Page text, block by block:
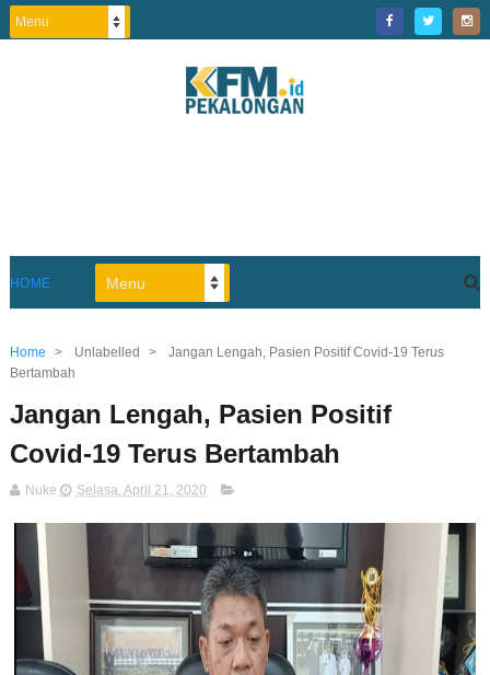
HOME
Home > Unlabelled >
Jangan Lengah, Pasien Positif Covid-19 Terus
Bertambah
Jangan Lengah, Pasien Positif
Covid-19 Terus Bertambah
Nuke Selasa, April 21, 2020